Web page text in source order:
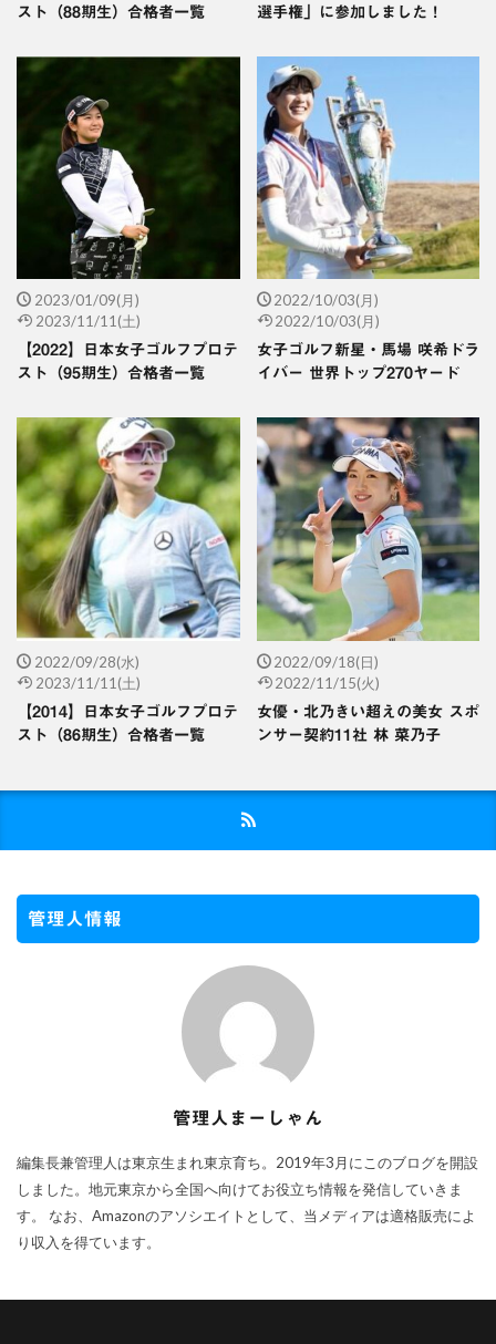
スト（88期生）合格者一覧
選手権」に参加しました！
2023/01/09(月)
2023/11/11(土)
【2022】日本女子ゴルフプロテ
スト（95期生）合格者一覧
2022/10/03(月)
2022/10/03(月)
女子ゴルフ新星・馬場 咲希ドラ
イバー 世界トップ270ヤード
2022/09/28(水)
2023/11/11(土)
【2014】日本女子ゴルフプロテ
スト（86期生）合格者一覧
2022/09/18(日)
2022/11/15(火)
女優・北乃きい超えの美女 スポ
ンサー契約11社 林 菜乃子
管理人情報
管理人まーしゃん
編集長兼管理人は東京生まれ東京育ち。2019年3月にこのブログを開設
しました。地元東京から全国へ向けてお役立ち情報を発信していきま
す。 なお、Amazonのアソシエイトとして、当メディアは適格販売によ
り収入を得ています。